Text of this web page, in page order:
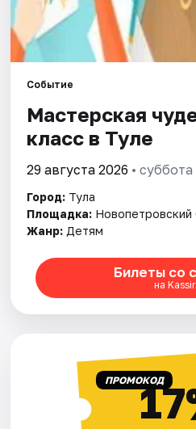
Событие
Мастерская
класс в Туле
29 августа 2026 • суббота
Город: Тула
Площадка:
Жанр: Детям
Билеты со
на
ПРОМОКОД